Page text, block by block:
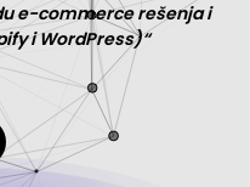
e-commerce rešenja i
i WordPress)“